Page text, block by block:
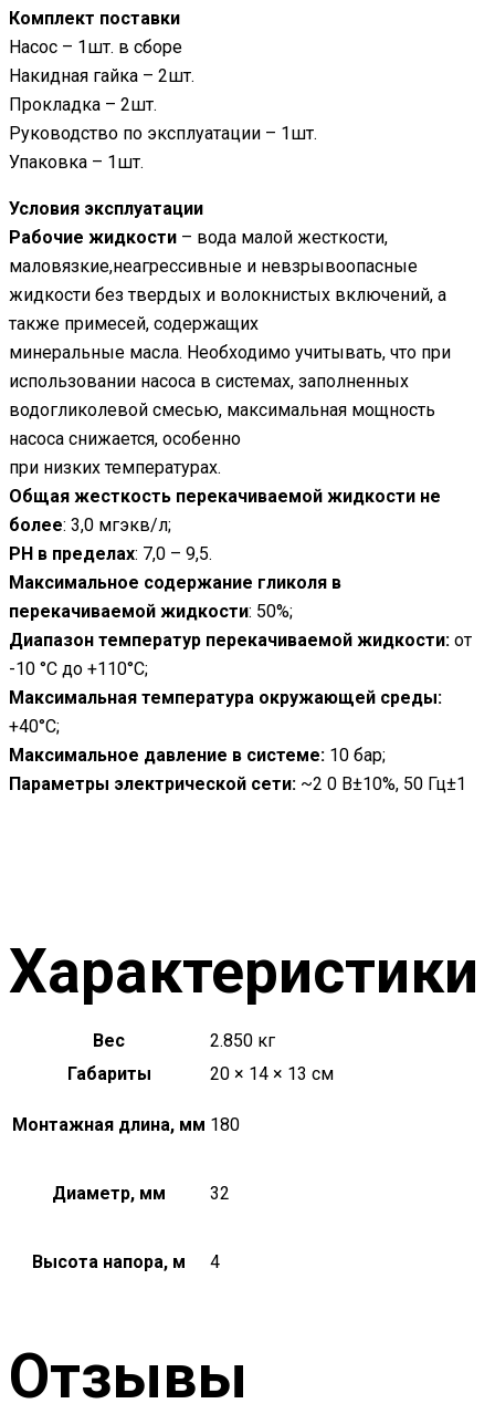
Комплект поставки
Насос – 1шт. в сборе
Накидная гайка – 2шт.
Прокладка – 2шт.
Руководство по эксплуатации – 1шт.
Упаковка – 1шт.
Условия эксплуатации
Рабочие жидкости – вода малой жесткости,
маловязкие,неагрессивные и невзрывоопасные
жидкости без твердых и волокнистых включений, а
также примесей, содержащих
минеральные масла. Необходимо учитывать, что при
использовании насоса в системах, заполненных
водогликолевой смесью, максимальная мощность
насоса снижается, особенно
при низких температурах.
Общая жесткость перекачиваемой жидкости не
более: 3,0 мгэкв/л;
РН в пределах: 7,0 – 9,5.
Максимальное содержание гликоля в
перекачиваемой жидкости: 50%;
Диапазон температур перекачиваемой жидкости: от
-10 °С до +110°С;
Максимальная температура окружающей среды:
+40°С;
Максимальное давление в системе: 10 бар;
Параметры электрической сети: ~2 0 В±10%, 50 Гц±1
Характеристики
Вес
2.850 кг
Габариты
20 × 14 × 13 см
Монтажная длина, мм 180
Диаметр, мм 32
Высота напора, м 4
Отзывы